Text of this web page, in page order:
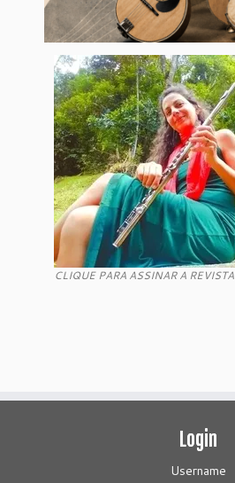
CLIQUE PARA ASSINAR A REVISTA
Login
Username